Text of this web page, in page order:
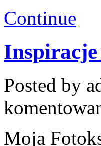
Continue
Posted by
Moja